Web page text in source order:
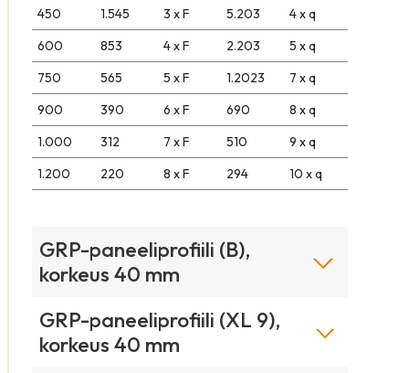
450
1.545 3 x F 5.203
4 x q
600
853 4 x F 2.203
5 x q
750
565 5 x F 1.2023
7 x q
900
390 6 x F 690
8 x q
1.000
312 7 x F 510
9 x q
1.200
220 8 x F 294 10 x q
GRP-paneeliprofiili (B),
korkeus 40 mm
GRP-paneeliprofiili (XL 9),
korkeus 40 mm